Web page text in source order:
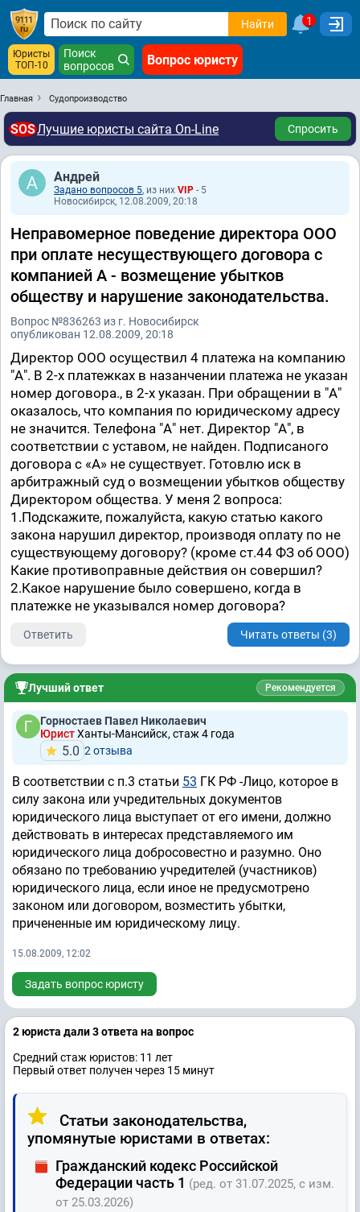
Найти 1
Юристы
ТОП-10
Поиск
вопросов
Вопрос юристу
Главная Судопроизводство
SOSЛучшие юристы сайта On-Line Спросить
Андрей
Задано вопросов 5, из них VIP - 5
Новосибирск, 12.08.2009, 20:18
Неправомерное поведение директора ООО
при оплате несуществующего договора с
компанией А - возмещение убытков
обществу и нарушение законодательства.
Вопрос №836263 из г. Новосибирск
опубликован 12.08.2009, 20:18
Директор ООО осуществил 4 платежа на компанию
"А". В 2-х платежках в назанчении платежа не указан
номер договора., в 2-х указан. При обращении в "А"
оказалось, что компания по юридическому адресу
не значится. Телефона "А" нет. Директор "А", в
соответствии с уставом, не найден. Подписаного
договора с «А» не существует. Готовлю иск в
арбитражный суд о возмещении убытков обществу
Директором общества. У меня 2 вопроса:
1.Подскажите, пожалуйста, какую статью какого
закона нарушил директор, производя оплату по не
существующему договору? (кроме ст.44 ФЗ об ООО)
Какие противоправные действия он совершил?
2.Какое нарушение было совершено, когда в
платежке не указывался номер договора?
Ответить Читать ответы (3)
Лучший ответ Рекомендуется
Горностаев Павел Николаевич
ЮристХанты-Мансийск, стаж 4 годa
5.0 2 отзывa
В соответствии с п.3 статьи 53 ГК РФ -Лицо, которое в
силу закона или учредительных документов
юридического лица выступает от его имени, должно
действовать в интересах представляемого им
юридического лица добросовестно и разумно. Оно
обязано по требованию учредителей (участников)
юридического лица, если иное не предусмотрено
законом или договором, возместить убытки,
причененные им юридическому лицу.
15.08.2009, 12:02
Задать вопрос юристу
2 юристa дали 3 ответa на вопрос
Средний стаж юристов: 11 лет
Первый ответ получен через 15 минут
Статьи законодательства,
упомянутые юристами в ответах:
Гражданский кодекс Российской
Федерации часть 1 (ред. от 31.07.2025, с изм.
от 25.03.2026)